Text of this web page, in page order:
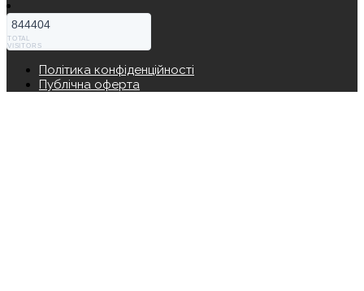
844404
TOTAL
VISITORS
Політика конфіденційності
Публічна оферта